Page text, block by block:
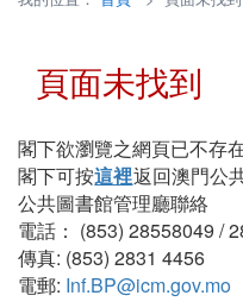
頁面未找到
閣下欲瀏覽之網頁已不存在
閣下可按這裡返回澳門公
公共圖書館管理廳聯絡
電話： (853) 28558049 /
傳真: (853) 2831 4456
電郵: Inf.BP@icm.gov.mo